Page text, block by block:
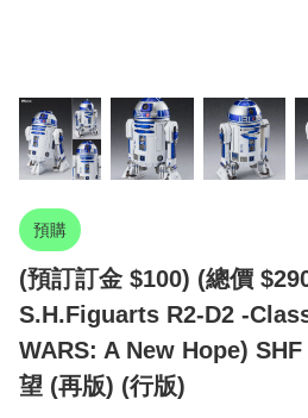
預購
(預訂訂金 $100) (總價
S.H.Figuarts R2-D2 -
WARS: A New Hope)
望 (再版) (行版)